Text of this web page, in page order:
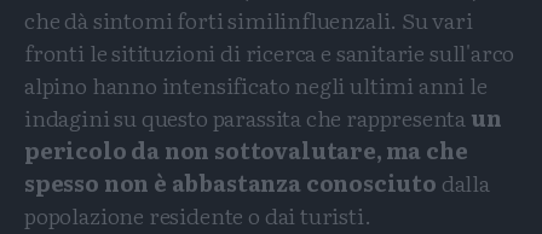
che dà sintomi forti similinfluenzali. Su vari
fronti le sitituzioni di ricerca e sanitarie sull'arco
alpino hanno intensificato negli ultimi anni le
indagini su questo parassita che rappresentaun
pericolo da non sottovalutare, ma che
spesso non è abbastanza conosciuto dalla
popolazione residente o dai turisti.